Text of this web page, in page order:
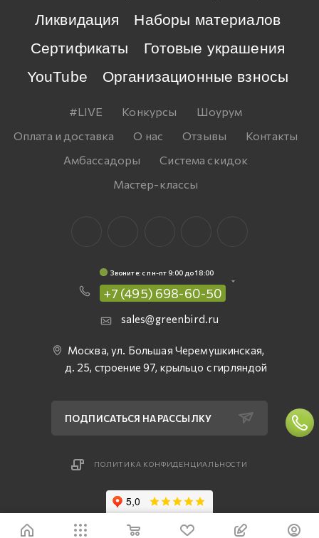
Ликвидация
Наборы материалов
Сертификаты
Готовые украшения
YouTube
Организационные взносы
#LIVE Конкурсы
Шоурум
Оплата и доставка
О нас Отзывы
Контакты
Амбассадоры
Система скидок
Мастер-классы
Звоните: c пн-пт 9:00 до 18:00
+7 (495) 698-60-50
sales@greenbird.ru
Москва, ул. Большая Черемушкинская,
д. 25, строение 97, крыльцо с гирляндой
ПОДПИСАТЬСЯ НА РАССЫЛКУ
ПОЛИТИКА КОНФИДЕНЦИАЛЬНОСТИ